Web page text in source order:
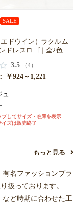
SALE
ドウイン）ラクルム
ドレスロゴ｜全2色
3.5
（4）
￥924～1,221
ュ
プしてサイズ・在庫を表示
イズは販売終了
もっと見る
名ファッションブラ
扱っております。
など時期に合わせた工